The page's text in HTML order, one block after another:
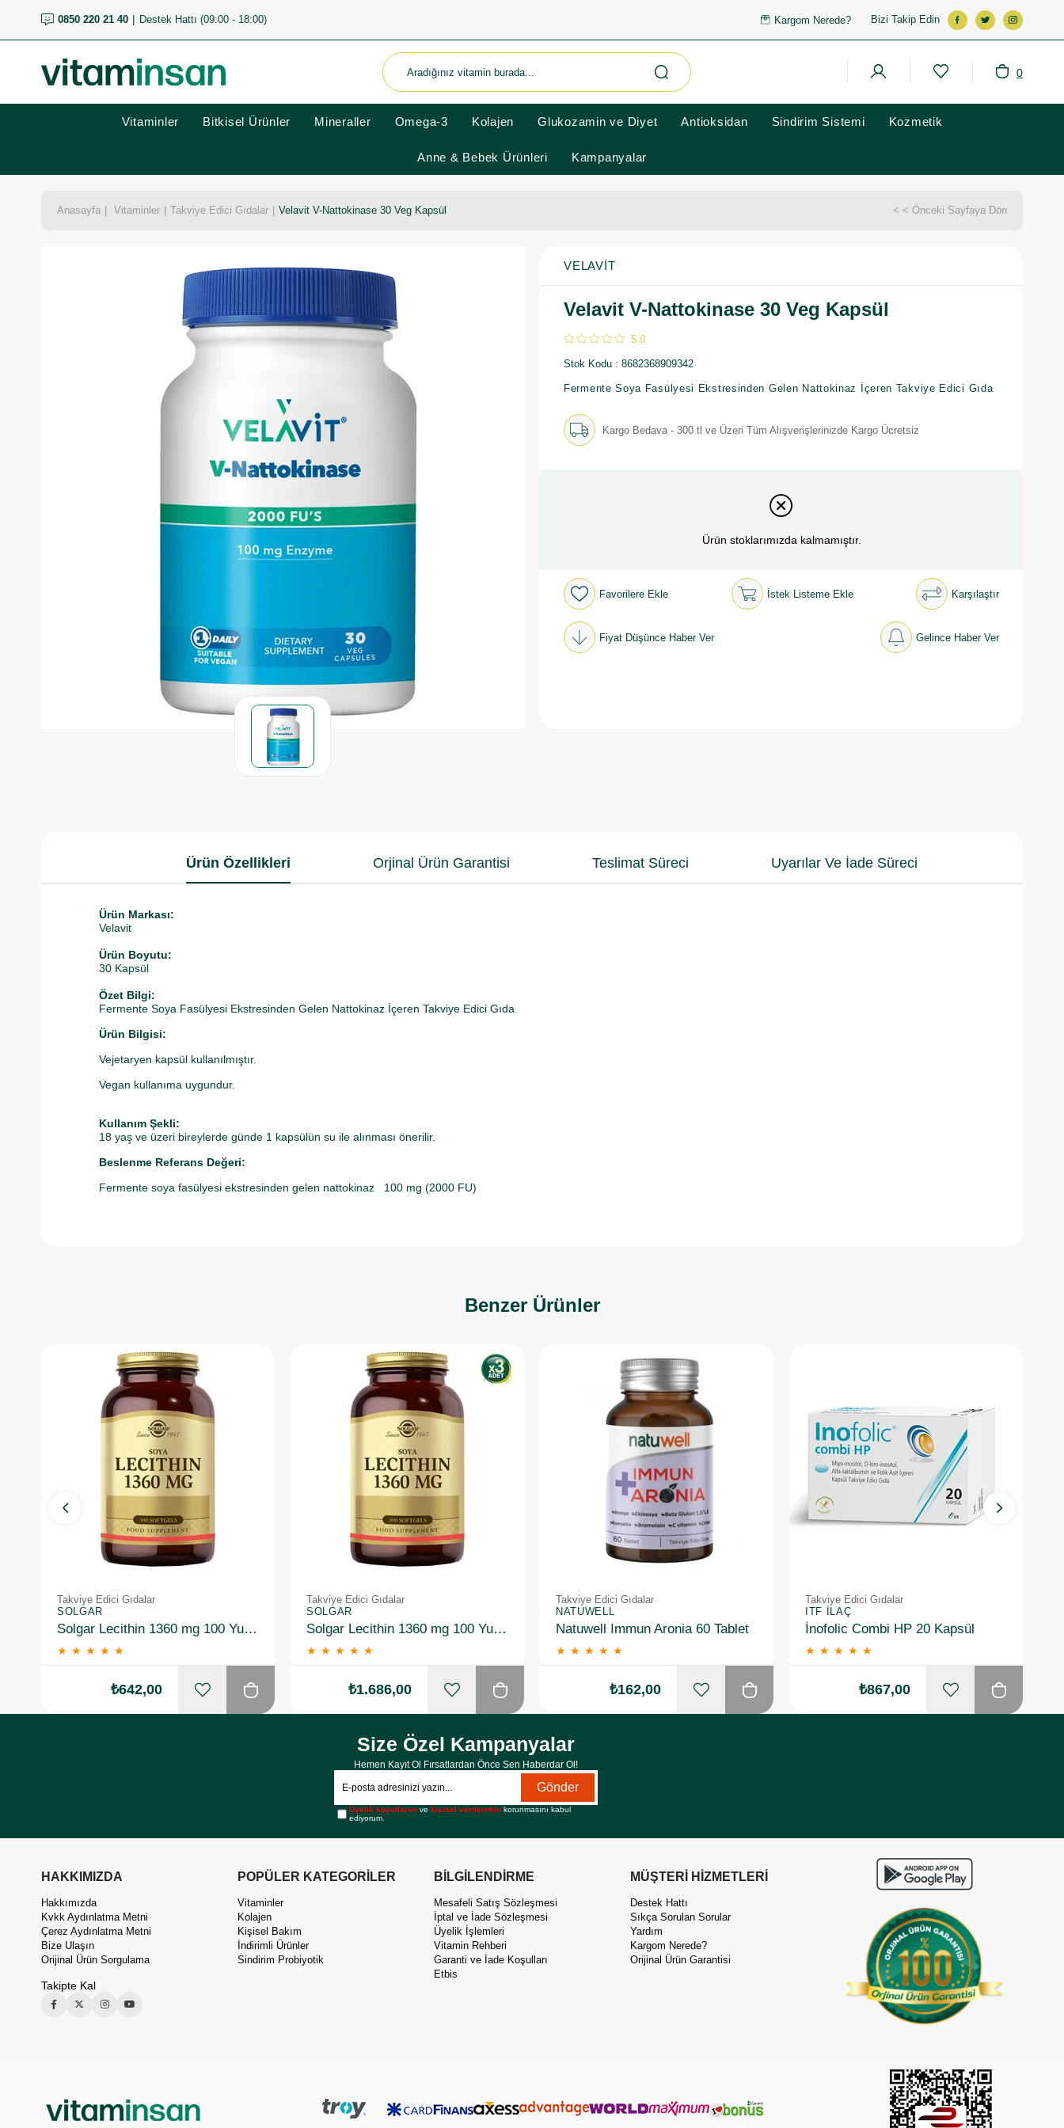
0850 220 21 40 Destek Hattı (09:00 - 18:00) Kargom Nerede? Bizi Takip Edin
0
Vitaminler Bitkisel Ürünler Mineraller Omega-3 Kolajen Glukozamin ve Diyet Antioksidan Sindirim Sistemi Kozmetik
Anne & Bebek Ürünleri Kampanyalar
Anasayfa Vitaminler Takviye Edici Gıdalar Velavit V-Nattokinase 30 Veg Kapsül < < Önceki Sayfaya Dön
VELAVIT
Velavit V-Nattokinase 30 Veg Kapsül
5.0
Stok Kodu 8682368909342
Fermente Soya Fasülyesi Ekstresinden Gelen Nattokinaz İçeren Takviye Edici Gıda
Kargo Bedava - 300 tl ve Üzeri Tüm Alışverişlerinizde Kargo Ücretsiz
Ürün stoklarımızda kalmamıştır.
Favorilere Ekle İstek Listeme Ekle Karşılaştır
Fiyat Düşünce Haber Ver Gelince Haber Ver
Ürün Özellikleri Orjinal Ürün Garantisi Teslimat Süreci Uyarılar Ve İade Süreci
Ürün Markası:
Velavit
Ürün Boyutu:
30 Kapsül
Özet Bilgi:
Fermente Soya Fasülyesi Ekstresinden Gelen Nattokinaz İçeren Takviye Edici Gıda
Ürün Bilgisi:
Vejetaryen kapsül kullanılmıştır.
Vegan kullanıma uygundur.
Kullanım Şekli:
18 yaş ve üzeri bireylerde günde 1 kapsülün su ile alınması önerilir.​
Beslenme Referans Değeri:
Fermente soya fasülyesi ekstresinden gelen nattokinaz 100 mg (2000 FU)
Benzer Ürünler
Takviye Edici Gıdalar
SOLGAR
Solgar Lecithin 1360 mg 100 Yumuşak Jelatin Kapsül
★ ★ ★ ★ ★
₺642,00
Takviye Edici Gıdalar
SOLGAR
Solgar Lecithin 1360 mg 100 Yumuşak Jelatin Kapsül 3 Adet
★ ★ ★ ★ ★
₺1.686,00
Takviye Edici Gıdalar
NATUWELL
Natuwell Immun Aronia 60 Tablet
★ ★ ★ ★ ★
₺162,00
Takviye Edici Gıdalar
ITF İLAÇ
İnofolic Combi HP 20 Kapsül
★ ★ ★ ★ ★
₺867,00
Size Özel Kampanyalar
Hemen Kayıt Ol Fırsatlardan Önce Sen Haberdar Ol!
Gönder
Üyelik koşullarını vekişisel verilerimin korunmasını kabul
ediyorum.
HAKKIMIZDA
Hakkımızda
Kvkk Aydınlatma Metni
Çerez Aydınlatma Metni
Bize Ulaşın
Orijinal Ürün Sorgulama
Takipte Kal
POPÜLER KATEGORİLER
Vitaminler
Kolajen
Kişisel Bakım
İndirimli Ürünler
Sindirim Probiyotik
BİLGİLENDİRME
Mesafeli Satış Sözleşmesi
İptal ve İade Sözleşmesi
Üyelik İşlemleri
Vitamin Rehberi
Garanti ve İade Koşulları
Etbis
MÜŞTERİ HİZMETLERİ
Destek Hattı
Sıkça Sorulan Sorular
Yardım
Kargom Nerede?
Orijinal Ürün Garantisi